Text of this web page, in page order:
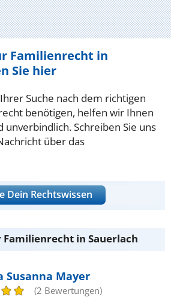
Familienrecht in
Sie hier
Suche nach dem richtigen
benötigen, helfen wir Ihnen
unverbindlich. Schreiben Sie uns
über das
Dein Rechtswissen
in Sauerlach
Susanna Mayer
(2 Bewertungen)